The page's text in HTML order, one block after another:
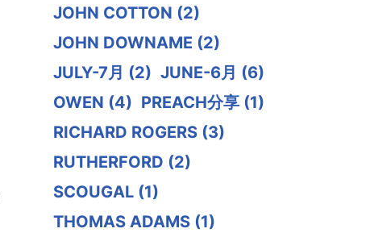
JOHN COTTON (2)
JOHN DOWNAME (2)
JULY-7月 (2) JUNE-6月 (6)
OWEN (4) PREACH分享 (1)
RICHARD ROGERS (3)
RUTHERFORD (2)
SCOUGAL (1)
THOMAS ADAMS (1)